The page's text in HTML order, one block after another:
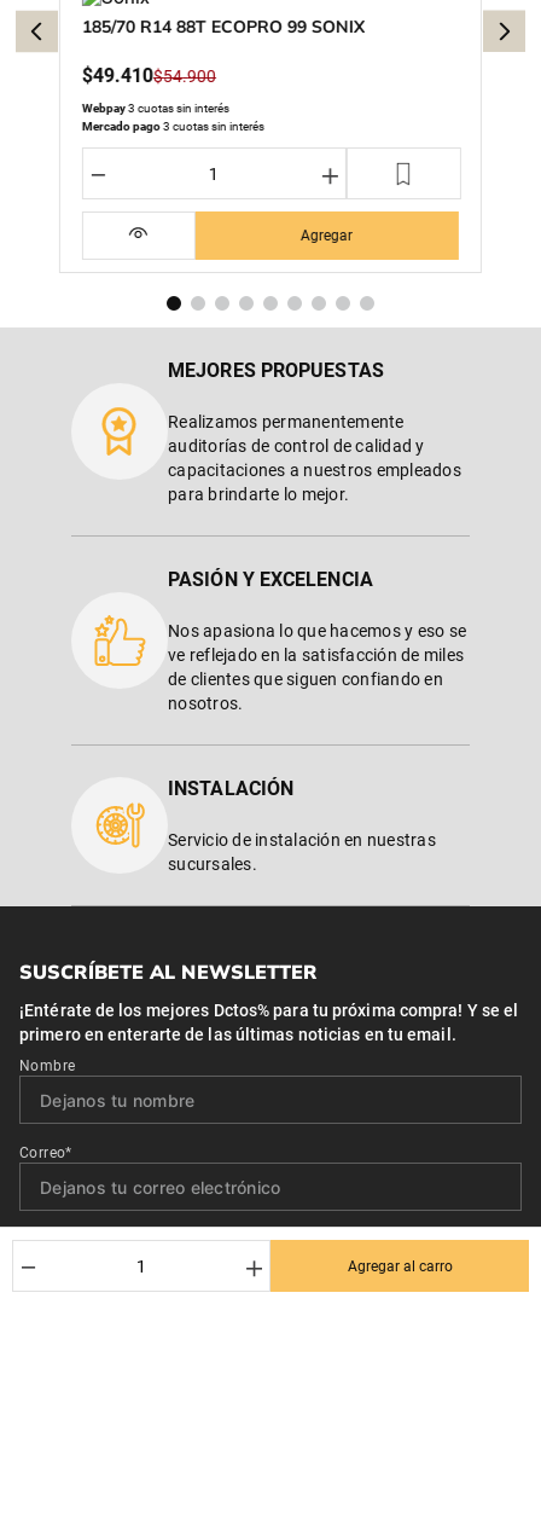
＋
－ Agregar al carro
185/70 R14 88T ECOPRO 99 SONIX
$49.410$54.900
Webpay3 cuotas sin interés
Mercado pago3 cuotas sin interés
＋
－
Agregar
MEJORES PROPUESTAS
Realizamos permanentemente
auditorías de control de calidad y
capacitaciones a nuestros empleados
para brindarte lo mejor.
PASIÓN Y EXCELENCIA
Nos apasiona lo que hacemos y eso se
ve reflejado en la satisfacción de miles
de clientes que siguen confiando en
nosotros.
INSTALACIÓN
Servicio de instalación en nuestras
sucursales.
SUSCRÍBETE AL NEWSLETTER
¡Entérate de los mejores Dctos% para tu próxima compra! Y se el
primero en enterarte de las últimas noticias en tu email.
Nombre
Correo*
Quiero recibir el newsletter con promociones.